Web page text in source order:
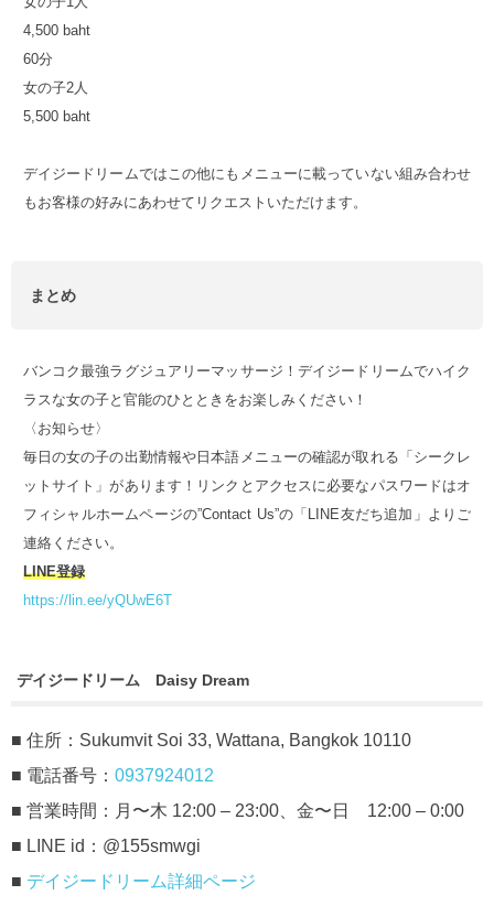
4,500 baht
60分
女の子2人
5,500 baht
デイジードリームではこの他にもメニューに載っていない組み合わせ
もお客様の好みにあわせてリクエストいただけます。
まとめ
バンコク最強ラグジュアリーマッサージ！デイジードリームでハイク
ラスな女の子と官能のひとときをお楽しみください！
〈お知らせ〉
毎日の女の子の出勤情報や日本語メニューの確認が取れる「シークレ
ットサイト」があります！リンクとアクセスに必要なパスワードはオ
フィシャルホームページの”Contact Us”の「LINE友だち追加」よりご
連絡ください。
LINE登録
https://lin.ee/yQUwE6T
デイジードリーム Daisy Dream
■ 住所：Sukumvit Soi 33, Wattana, Bangkok 10110
■ 電話番号： 0937924012
■ 営業時間：月〜木 12:00 – 23:00、金〜日 12:00 – 0:00
■ LINE id：@155smwgi
■ デイジードリーム詳細ページ